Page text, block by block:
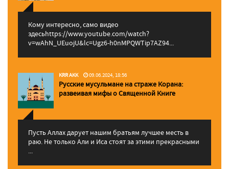
Кому интересно, само видео
здесьhttps://www.youtube.com/watch?
v=wAhN_UEuojU&lc=Ugz6-h0nMPQWTip7AZ94...
KRR AKK 09.06.2024, 18:56
Русские мусульмане на страже Корана:
pазвеивая мифы о Священной Книге
Пусть Аллах дарует нашим братьям лучшее месть в
раю. Не только Али и Иса стоят за этими прекрасными
...